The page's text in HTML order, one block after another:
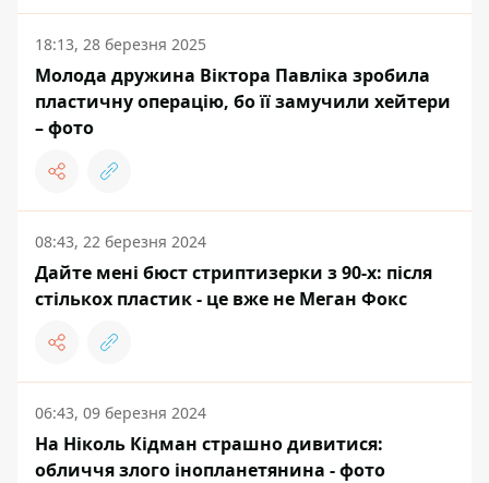
18:13, 28 березня 2025
Молода дружина Віктора Павліка зробила
пластичну операцію, бо її замучили хейтери
– фото
08:43, 22 березня 2024
Дайте мені бюст стриптизерки з 90-х: після
стількох пластик - це вже не Меган Фокс
06:43, 09 березня 2024
На Ніколь Кідман страшно дивитися:
обличчя злого інопланетянина - фото